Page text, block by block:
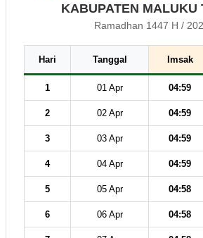
KABUPATEN MALUKU
Ramadhan 1447 H /
Hari Tanggal Imsak
1 01 Apr 04:59
2 02 Apr 04:59
3 03 Apr 04:59
4 04 Apr 04:59
5 05 Apr 04:58
6 06 Apr 04:58